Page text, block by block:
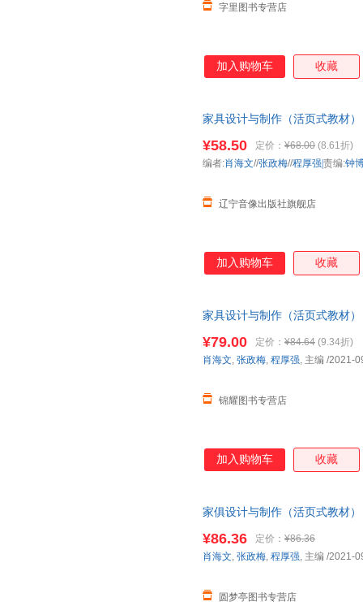
字里图书专营店
加入购物车 收藏
家具设计与制作（活页式教材
¥58.50 定价： ¥68.00 (8.61折)
辽宁音像出版社旗舰店
编者:肖海文//张政梅//程厚强|责编:钟
加入购物车 收藏
家具设计与制作（活页式教材
¥79.00 定价： ¥84.64 (9.34折)
锦耀图书专营店
肖海文, 张政梅, 程厚强, 主编 /2021-
加入购物车 收藏
家俱设计与制作（活页式教材
¥86.36 定价： ¥86.36
圆梦亭图书专营店
肖海文, 张政梅, 程厚强, 主编 /2021-